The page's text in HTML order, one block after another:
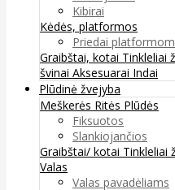
Kibirai
Kėdės, platformos
Priedai
Graibštai, kotai Tinkleliai
švinai Aksesuarai Indai
Plūdinė žvejyba
Meškerės Ritės Plūdės
Fiksuotos
Slankiojančios
Graibštai/ kotai Tinkleliai
Valas
Valas pavadėliams